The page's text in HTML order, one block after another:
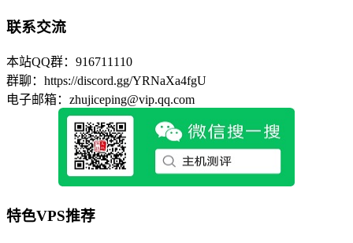
联系交流
本站QQ群：916711110
群聊：https://discord.gg/YRNaXa4fgU
电子邮箱：zhujiceping@vip.qq.com
特色VPS推荐